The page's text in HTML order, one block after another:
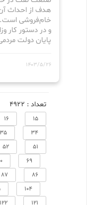
هدف از احداث
و در دستور کار
پایان دولت
1403/5/26
تعداد : 4922
15
16
34
35
51
52
69
86
87
104
121
122